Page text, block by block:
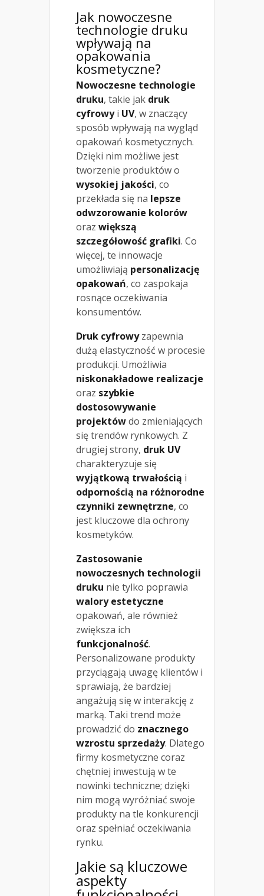
Jak nowoczesne
technologie druku
wpływają na
opakowania
kosmetyczne?
Nowoczesne technologie
druku, takie jak druk
cyfrowyi UV, w znaczący
sposób wpływają na wygląd
opakowań kosmetycznych.
Dzięki nim możliwe jest
tworzenie produktów o
wysokiej jakości, co
przekłada się na lepsze
odwzorowanie kolorów
oraz większą
szczegółowość grafiki. Co
więcej, te innowacje
umożliwiają personalizację
opakowań, co zaspokaja
rosnące oczekiwania
konsumentów.
Druk cyfrowyzapewnia
dużą elastyczność w procesie
produkcji. Umożliwia
niskonakładowe realizacje
oraz szybkie
dostosowywanie
projektówdo zmieniających
się trendów rynkowych. Z
drugiej strony, druk UV
charakteryzuje się
wyjątkową trwałością i
odpornością na różnorodne
czynniki zewnętrzne, co
jest kluczowe dla ochrony
kosmetyków.
Zastosowanie
nowoczesnych technologii
druku nie tylko poprawia
walory estetyczne
opakowań, ale również
zwiększa ich
funkcjonalność.
Personalizowane produkty
przyciągają uwagę klientów i
sprawiają, że bardziej
angażują się w interakcję z
marką. Taki trend może
prowadzić do znacznego
wzrostu sprzedaży. Dlatego
firmy kosmetyczne coraz
chętniej inwestują w te
nowinki techniczne; dzięki
nim mogą wyróżniać swoje
produkty na tle konkurencji
oraz spełniać oczekiwania
rynku.
Jakie są kluczowe
aspekty